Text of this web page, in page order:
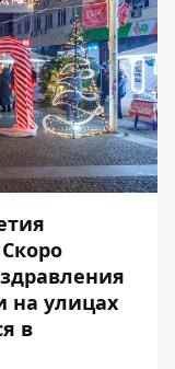
на улицах
в